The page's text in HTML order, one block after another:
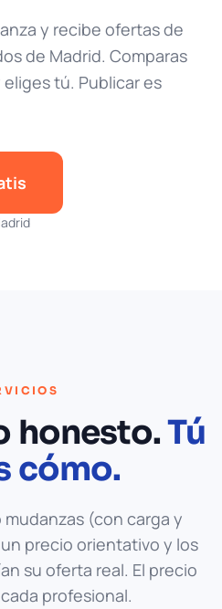
y recibe ofertas de
de Madrid. Comparas
tú. Publicar es
honesto.Tú
cómo.
(con carga y
precio orientativo y los
su oferta real. El precio
profesional.